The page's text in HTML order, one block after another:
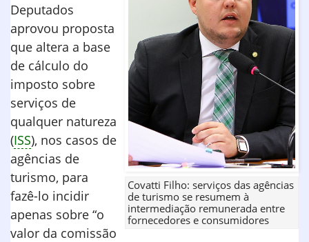
Covatti Filho: serviços das agências
de turismo se resumem à
intermediação remunerada entre
fornecedores e consumidores
Deputados
aprovou proposta
que altera a base
de cálculo do
imposto sobre
serviços de
qualquer natureza
(ISS), nos casos de
agências de
turismo, para
fazê-lo incidir
apenas sobre “o
valor da comissão